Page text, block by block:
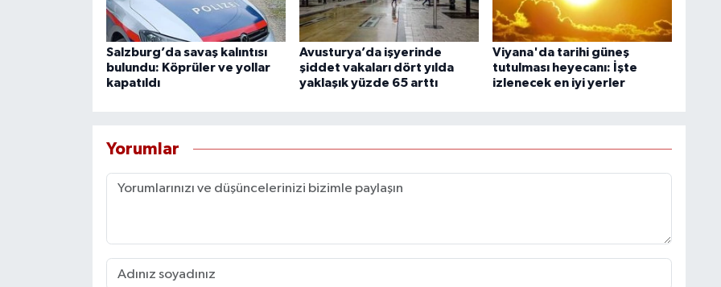
Salzburg’da savaş kalıntısı
bulundu: Köprüler ve yollar
kapatıldı
Avusturya’da işyerinde
şiddet vakaları dört yılda
yaklaşık yüzde 65 arttı
Viyana'da tarihi güneş
tutulması heyecanı: İşte
izlenecek en iyi yerler
Yorumlar